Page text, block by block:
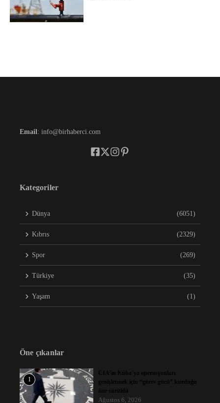
Email: info@birhaberci.com
Kategoriler
Dünya (6051)
Kıbrıs (2329)
Spor (269)
Türkiye (35)
Yaşam (1)
Öne çıkanlar
1
CIA’in Küba’ya operasyonları
genişletmek için “görev gücü” kurduğu
öne sürüldü
Ağustos 6, 2026